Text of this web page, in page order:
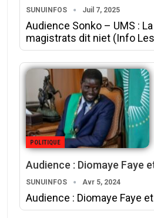
SUNUINFOS Juil 7, 2025
Audience Sonko – UMS :
magistrats dit niet (Info
POLITIQUE
Audience : Diomaye Faye
SUNUINFOS Avr 5, 2024
Audience : Diomaye Faye